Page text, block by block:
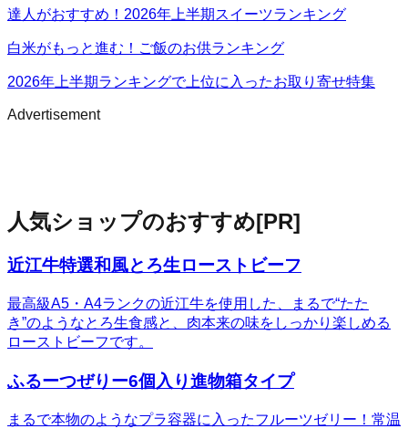
達人がおすすめ！2026年上半期スイーツランキング
白米がもっと進む！ご飯のお供ランキング
2026年上半期ランキングで上位に入ったお取り寄せ特集
Advertisement
人気ショップのおすすめ[PR]
近江牛特選和風とろ生ローストビーフ
最高級A5・A4ランクの近江牛を使用した、まるで“たた
き”のようなとろ生食感と、肉本来の味をしっかり楽しめる
ローストビーフです。
ふるーつぜりー6個入り進物箱タイプ
まるで本物のようなプラ容器に入ったフルーツゼリー！常温